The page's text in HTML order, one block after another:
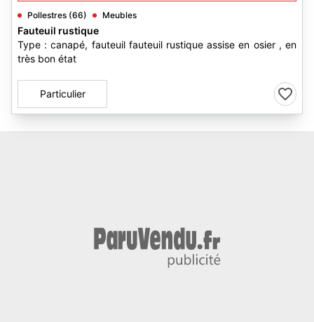
Pollestres (66) Meubles
Fauteuil rustique
Type : canapé, fauteuil fauteuil rustique assise en osier , en
très bon état
Particulier